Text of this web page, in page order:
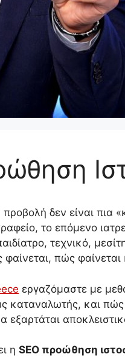
δεν είναι πια
το επόμενο
τεχνικό,
πώς φαίνεται
εργαζόμαστε με
καταναλωτής, και πώς
εξαρτάται
η SEO προώθηση